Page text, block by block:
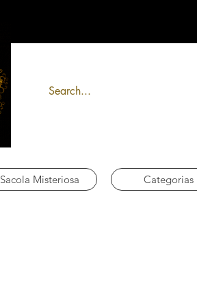
Sacola Misteriosa Categorias